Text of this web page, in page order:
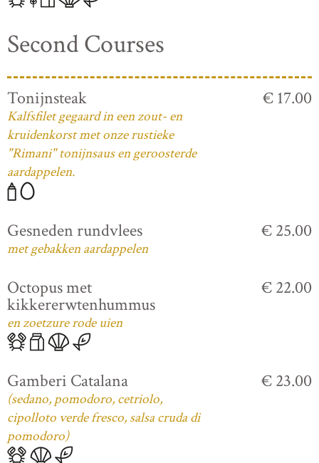
Second Courses
Tonijnsteak
Kalfsfilet gegaard in een zout- en
kruidenkorst met onze rustieke
"Rimani" tonijnsaus en geroosterde
aardappelen.
€ 17.00
Gesneden rundvlees
met gebakken aardappelen
€ 25.00
Octopus met
kikkererwtenhummus
en zoetzure rode uien
€ 22.00
Gamberi Catalana
(sedano, pomodoro, cetriolo,
cipolloto verde fresco, salsa cruda di
pomodoro)
€ 23.00